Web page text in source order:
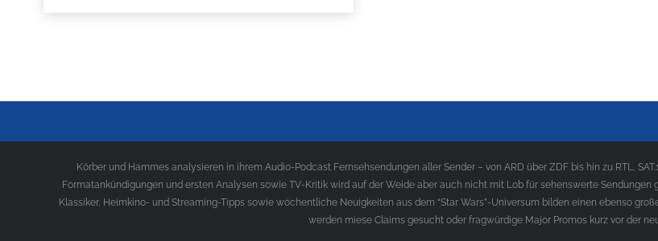
Körber und Hammes analysieren in ihrem Audio-Podcast Fernsehsendungen aller Sender – von ARD über ZDF bis hin zu RTL,
Formatankündigungen und ersten Analysen sowie TV-Kritik wird auf der Weide aber auch nicht mit Lob für sehenswerte
Klassiker, Heimkino- und Streaming-Tipps sowie wöchentliche Neuigkeiten aus dem “Star Wars”-Universum bilden einen ebenso
werden miese Claims gesucht oder fragwürdige Major Promos kurz vor der